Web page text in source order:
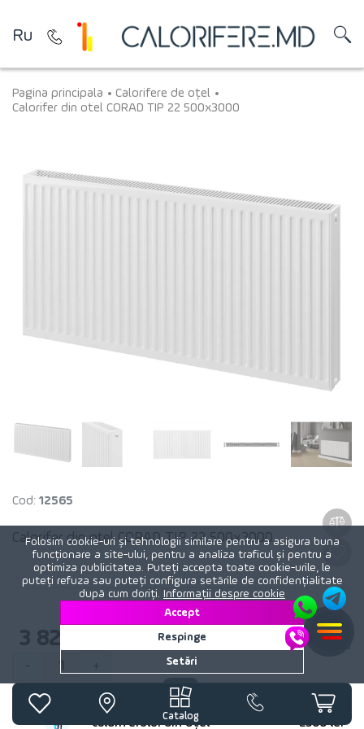
Ru
Catalog
Pagina principala
Calorifere de oțel
Calorifer din otel CORAD TIP 22 500x3000
Cod: 12565
Calorifer din otel CORAD TIP 22 500x3000
3 829
- +
Instalarea radiatorului sau
caloriferului din oțel
Preț
2500 lei
Folosim cookie-uri și tehnologii similare pentru a asigura buna
funcționare a site-ului, pentru a analiza traficul și pentru a
optimiza publicitatea. Puteți accepta toate cookie-urile, le
puteți refuza sau puteți configura setările de confidențialitate
după cum doriți.
Informații despre cookie
Accept
Respinge
Setări